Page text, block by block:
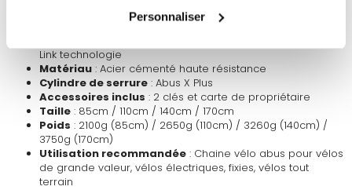
Personnaliser
: Chaine antivol velo hexagonale
Épaisseur des maillons: 1 cm
Link technologie
Matériau : Acier cémenté haute résistance
Cylindre de serrure : Abus X Plus
Accessoires inclus : 2 clés et carte de propriétaire
Taille : 85cm / 110cm / 140cm / 170cm
Poids : 2100g (85cm) / 2650g (110cm) / 3260g (140cm) /
3750g (170cm)
Utilisation recommandée : Chaine vélo abus pour vélos
de grande valeur, vélos électriques, fixies, vélos tout
terrain